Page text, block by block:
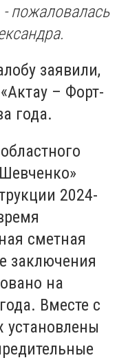
- пожаловалась
заявили,
– Форт-
года.
2024-
сметная
заключения
на
Вместе с
установлены